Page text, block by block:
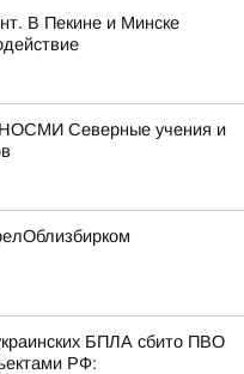
В Пекине и Минске
Северные учения и
БПЛА сбито ПВО
РФ: